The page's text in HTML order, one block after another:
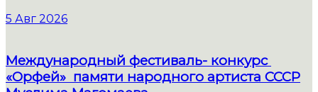
5 Авг 2026
Международный фестиваль- конкурс
«Орфей» памяти народного артиста СССР